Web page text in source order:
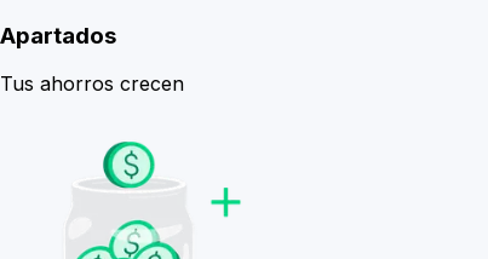
Apartados
Tus ahorros crecen